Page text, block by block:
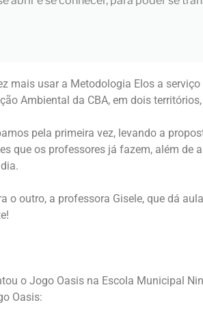
mais usar a Metodologia Elos a
Ambiental da CBA, em dois
pela primeira vez, levando a
que os professores já fazem, além de
o outro, a professora Gisele, que dá
o Jogo Oasis na Escola Municipal
Oasis: